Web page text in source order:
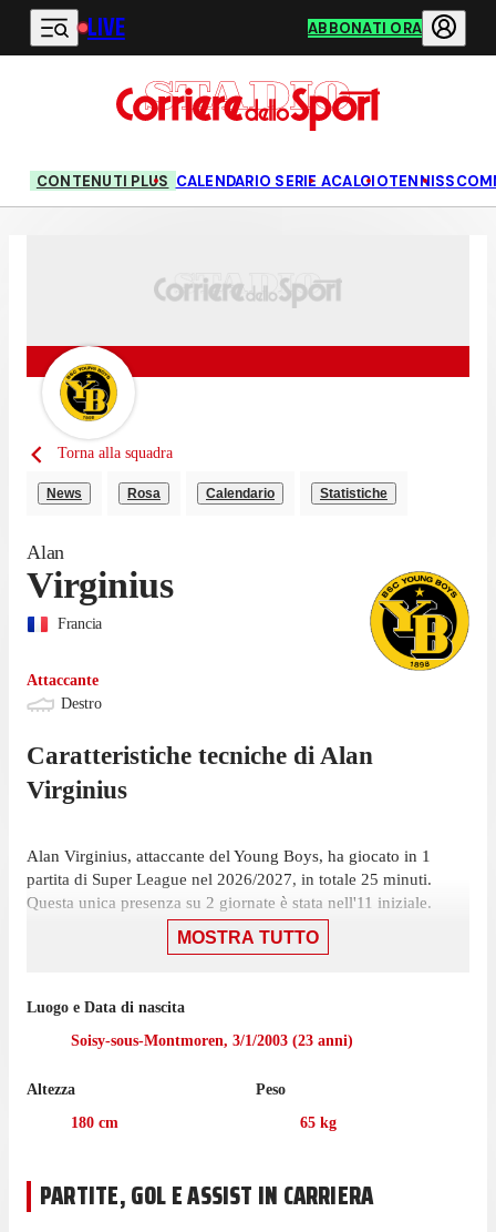
Vai al contenuto principale
LIVE ABBONATI ORA
CONTENUTI PLUS CALENDARIO SERIE ACALCIOTENNIS
Torna alla squadra
News Rosa Calendario Statistiche
Alan
Virginius
Francia
Attaccante
Destro
Caratteristiche tecniche di Alan
Virginius
Alan Virginius, attaccante del Young Boys, ha giocato in 1
partita di Super League nel 2026/2027, in totale 25 minuti.
Questa unica presenza su 2 giornate è stata nell'11 iniziale.
L'attaccante ha collezionato la sua ultima presenza il 26 luglio,
dovrà giocare una trasferta contro Lausanne-Sport.
Virginius ha giocato 34 partite di Super League nell'ultima
stagione con Young Boys, gare in cui ha segnato 6 gol e fornito
Prima di cominciare l'esperienza con Young Boys nel luglio
2025, Virginius ha collezionato 15 presenze in campionato con
MOSTRA TUTTO
Luogo e Data di nascita
Soisy-sous-Montmoren, 3/1/2003 (23 anni)
Altezza
180 cm
Peso
65 kg
PARTITE, GOL E ASSIST IN CARRIERA